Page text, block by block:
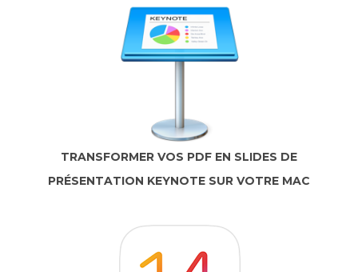
TRANSFORMER VOS PDF EN SLIDES DE
PRÉSENTATION KEYNOTE SUR VOTRE MAC